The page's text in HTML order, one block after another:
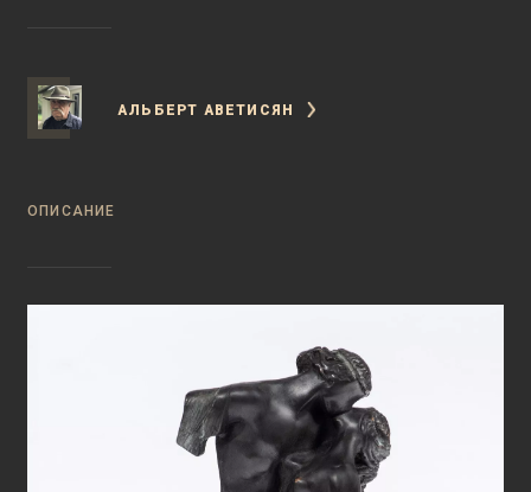
АЛЬБЕРТ АВЕТИСЯН
ОПИСАНИЕ